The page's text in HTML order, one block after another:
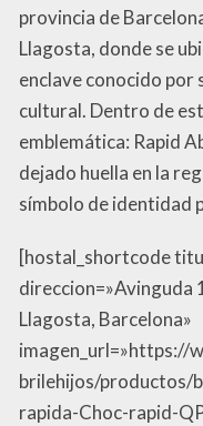
provincia de
Llagosta, donde se
enclave conocido
cultural. Dentro de
emblemática: Rapid
dejado huella en la
símbolo de identidad
[hostal_shortcode
direccion=»Avinguda
Llagosta, Barcelona»
imagen_url=»https://
brilehijos/productos/
rapida-Choc-rapid-